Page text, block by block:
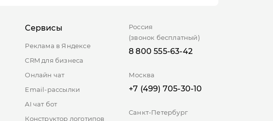
Сервисы
Реклама в Яндексе
CRM для бизнеса
Онлайн чат
Email-рассылки
AI чат бот
Конструктор логотипов
Россия
(звонок бесплатный)
8 800 555-63-42
Москва
+7 (499) 705-30-10
Санкт-Петербург